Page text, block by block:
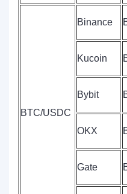
BTC/USDC
Binance
Kucoin
Bybit
OKX
Gate